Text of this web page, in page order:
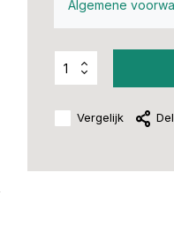
Algemene
Vergelijk